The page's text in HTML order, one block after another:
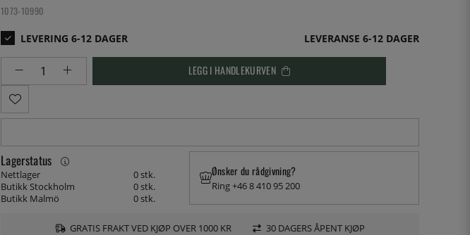
1073-10990
LEVERANSE 6-12 DAGER
LEGG I HANDLEKURVEN
Lagerstatus
Nettlager
0 stk.
Butikk Stockholm
0 stk.
Butikk Malmö
0 stk.
Ønsker du rådgivning?
Ring +46 8 410 95 200
GRATIS FRAKT VED KJØP OVER 1000 KR 30 DAGERS ÅPENT KJØP